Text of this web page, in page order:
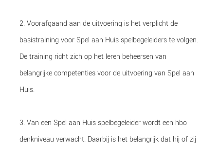
2. Voorafgaand aan de uitvoering is het verplicht de
basistraining voor Spel aan Huis spelbegeleiders te volgen.
De training richt zich op het leren beheersen van
belangrijke competenties voor de uitvoering van Spel aan
Huis.
3. Van een Spel aan Huis spelbegeleider wordt een hbo
denkniveau verwacht. Daarbij is het belangrijk dat hij of zij